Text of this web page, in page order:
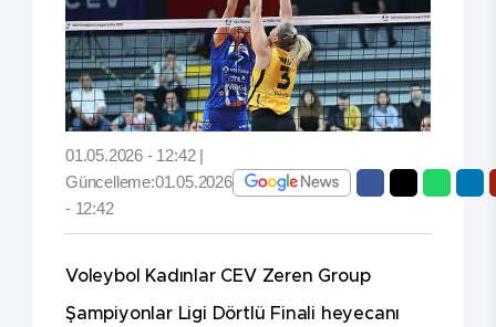
01.05.2026 - 12:42 |
Güncelleme:01.05.2026
- 12:42
Voleybol Kadınlar CEV Zeren Group
Şampiyonlar Ligi Dörtlü Finali heyecanı